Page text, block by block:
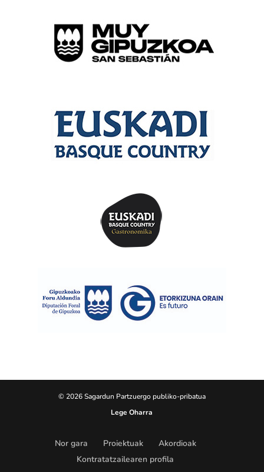
© 2026 Sagardun Partzuergo publiko-pribatua
Lege Oharra
Nor gara Proiektuak
Akordioak
Kontratatzailearen profila